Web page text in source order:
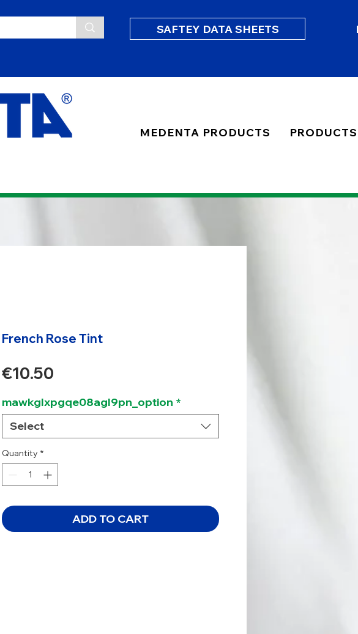
SAFTEY DATA SHEETS
MEDENTA PRODUCTS PRODUCTS
French Rose Tint
€10.50
mawkglxpgqe08agl9pn_option *
Select
Quantity *
ADD TO CART